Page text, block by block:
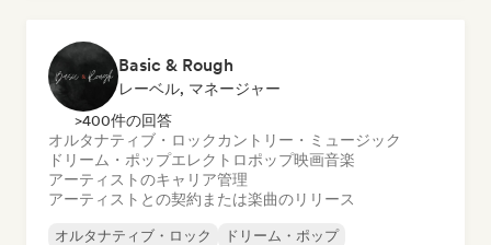
Basic & Rough
レーベル, マネージャー
>400件の回答
オルタナティブ・ロック カントリー・ミュージック
ドリーム・ポップエレクトロポップ映画音楽
アーティストのキャリア管理
アーティストとの契約または楽曲のリリース
オルタナティブ・ロック
ドリーム・ポップ